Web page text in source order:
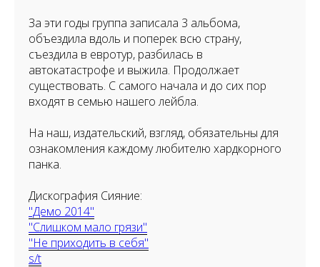
За эти годы группа записала 3 альбома,
объездила вдоль и поперек всю страну,
съездила в евротур, разбилась в
автокатастрофе и выжила. Продолжает
существовать. С самого начала и до сих пор
входят в семью нашего лейбла.
На наш, издательский, взгляд, обязательны для
ознакомления каждому любителю хардкорного
панка.
Дискография Сияние:
"Демо 2014"
"Слишком мало грязи"
"Не приходить в себя"
s/t